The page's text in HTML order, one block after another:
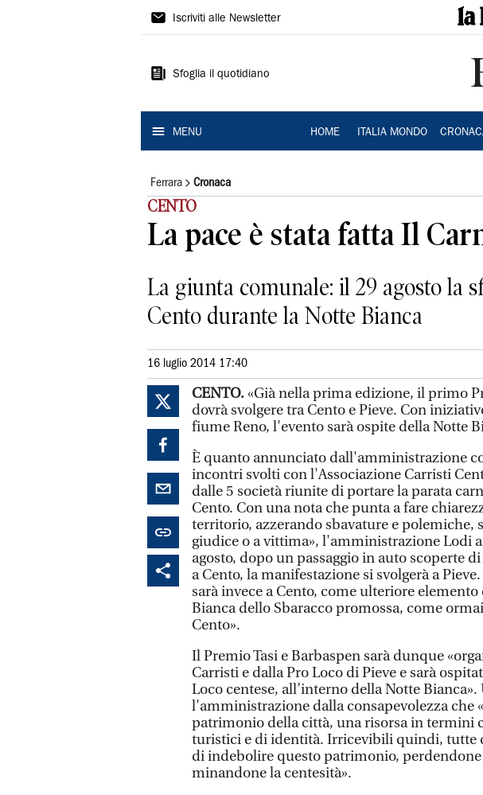
La
Ferrara
Iscriviti alle Newsletter
Sfoglia il quotidiano
MENU HOME ITALIA MONDO
Ferrara Cronaca
CENTO
La pace è stata fatta Il
La giunta comunale: il 29 agosto la
Cento durante la Notte Bianca
16 luglio 2014 17:40
CENTO.«Già nella prima edizione, il primo
dovrà svolgere tra Cento e Pieve. Con
fiume Reno, l'evento sarà ospite della Notte
È quanto annunciato dall'amministrazione
incontri svolti con l'Associazione Carristi
dalle 5 società riunite di portare la parata
Cento. Con una nota che punta a fare
territorio, azzerando sbavature e polemiche,
giudice o a vittima», l'amministrazione Lodi
agosto, dopo un passaggio in auto scoperte
a Cento, la manifestazione si svolgerà a
sarà invece a Cento, come ulteriore
Bianca dello Sbaracco promossa, come
Cento».
Il Premio Tasi e Barbaspen sarà dunque
Carristi e dalla Pro Loco di Pieve e sarà
Loco centese, all’interno della Notte
l'amministrazione dalla consapevolezza che
patrimonio della città, una risorsa in termini
turistici e di identità. Irricevibili quindi, tutte
di indebolire questo patrimonio,
minandone la centesità».